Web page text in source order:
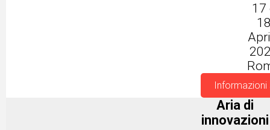
17
Informazioni
Aria di
innovazioni